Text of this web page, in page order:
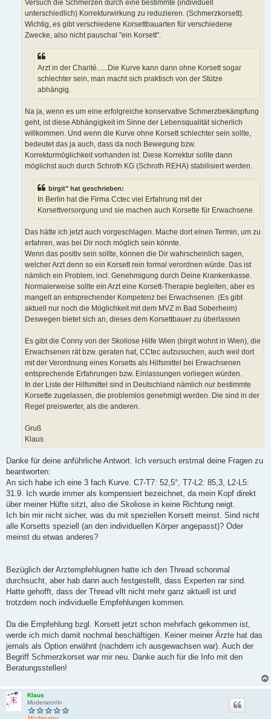
Versuch die Schmerzen durch eine bestimmte (individuell
unterschiedlich) Korrekturwirkung zu reduzieren. (Schmerzkorsett).
Wichtig, es gibt verschiedene Korsettbauarten für verschiedene
Zwecke, also nicht pauschal "ein Korsett".
Arzt in der Charité......Die Kurve kann dann ohne Korsett sogar
schlechter sein, man macht sich praktisch von der Stütze
abhängig.
Na ja, wenn es um eine erfolgreiche konservative Schmerzbekämpfung
geht, ist diese Abhängigkeit im Sinne der Lebensqualität sicherlich
willkommen. Und wenn die Kurve ohne Korsett schlechter sein sollte,
bedeutet das ja auch, dass da noch Bewegung bzw.
Korrekturmöglichkeit vorhanden ist. Diese Korrektur sollte dann
möglichst auch durch Schroth KG (Schroth REHA) stabilisiert werden.
birgit" hat geschrieben:
In Berlin hat die Firma Cctec viel Erfahrung mit der
Korsettversorgung und sie machen auch Korsette für Erwachsene.
Das hätte ich jetzt auch vorgeschlagen. Mache dort einen Termin, um zu
erfahren, was bei Dir noch möglich sein könnte.
Wenn das positiv sein sollte, können die Dir wahrscheinlich sagen,
welcher Arzt denn so ein Korsett rein formal verordnen würde. Das ist
nämlich ein Problem, incl. Genehmigung durch Deine Krankenkasse.
Normalerweise sollte ein Arzt eine Korsett-Therapie begleiten, aber es
mangelt an entsprechender Kompetenz bei Erwachsenen. (Es gibt
aktuell nur noch die Möglichkeit mit dem MVZ in Bad Soberheim)
Deswegen bietet sich an, dieses dem Korsettbauer zu überlassen
Es gibt die Conny von der Skoliose Hilfe Wien (birgit wohnt in Wien), die
Erwachsenen rät bzw. geraten hat, CCtec aufzusuchen, auch weil dort
mit der Verordnung eines Korsetts als Hilfsmittel bei Erwachsenen
entsprechende Erfahrungen bzw. Einlassungen vorliegen würden.
In der Liste der Hilfsmittel sind in Deutschland nämlich nur bestimmte
Korsette zugelassen, die problemlos genehmigt werden. Die sind in der
Regel preiswerter, als die anderen.
Gruß
Klaus
Danke für deine anführliche Antwort. Ich versuch erstmal deine Fragen zu
beantworten:
An sich habe ich eine 3 fach Kurve. C7-T7: 52,5°, T7-L2: 85,3, L2-L5:
31.9. Ich wurde immer als kompensiert bezeichnet, da mein Kopf direkt
über meiner Hüfte sitzt, also die Skoliose in keine Richtung neigt.
Ich bin mir nicht sicher, was du mit speziellen Korsett meinst. Sind nicht
alle Korsetts speziell (an den individuellen Körper angepasst)? Oder
meinst du etwas anderes?
Bezüglich der Arztempfehlugnen hatte ich den Thread schonmal
durchsucht, aber hab dann auch festgestellt, dass Experten rar sind.
Hatte gehofft, dass der Thread vllt nicht mehr ganz aktuell ist und
trotzdem noch individuelle Empfehlungen kommen.
Da die Empfehlung bzgl. Korsett jetzt schon mehrfach gekommen ist,
werde ich mich damit nochmal beschäftigen. Keiner meiner Ärzte hat das
jemals als Option erwähnt (nachdem ich ausgewachsen war). Auch der
Begriff Schmerzkorset war mir neu. Danke auch für die Info mit den
Beratungsstellen!
Klaus
Moderator/in